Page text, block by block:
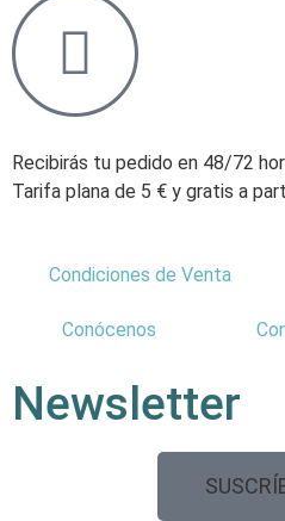
Recibirás tu pedido en 48/72
Tarifa plana de 5 € y gratis a
Condiciones de Venta
Conócenos
Newsletter